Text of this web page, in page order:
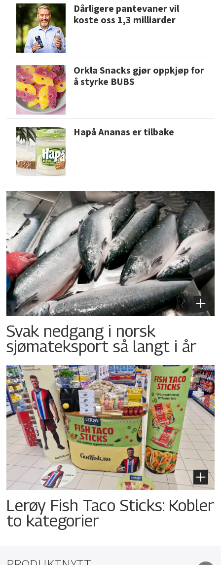
Dårligere pantevaner vil
koste oss 1,3 milliarder
Orkla Snacks gjør oppkjøp for
å styrke BUBS
Hapå Ananas er tilbake
Svak nedgang i norsk
sjømateksport så langt i år
Lerøy Fish Taco Sticks: Kobler
to kategorier